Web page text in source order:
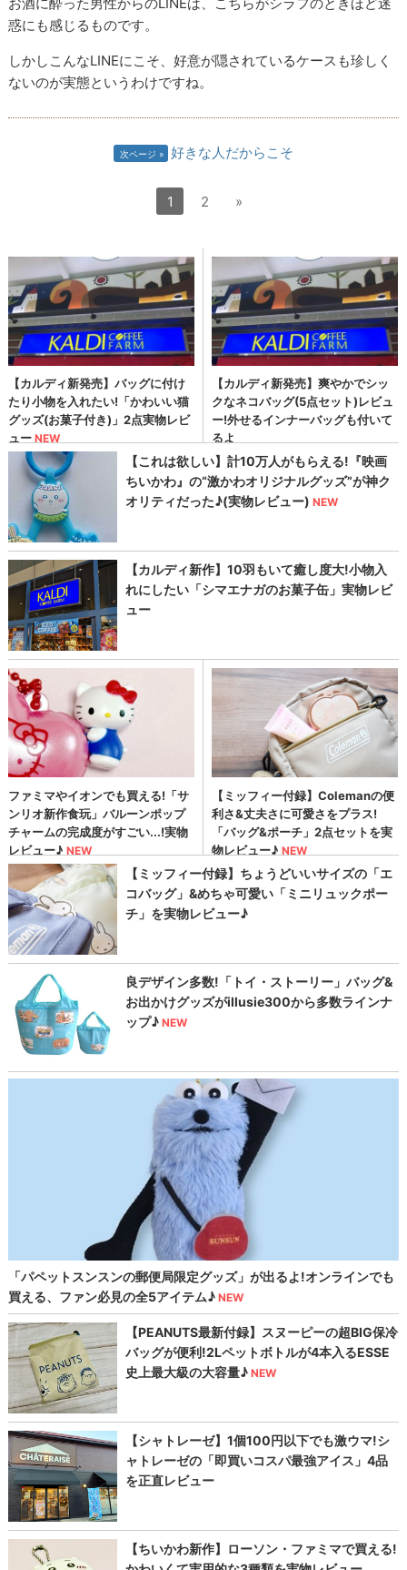
惑にも感じるものです。
しかしこんなLINEにこそ、好意が隠されているケースも珍しく
ないのが実態というわけですね。
次ページ 好きな人だからこそ
1 2 »